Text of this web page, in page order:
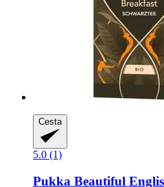
Cesta
5.0 (1)
Pukka Beautiful